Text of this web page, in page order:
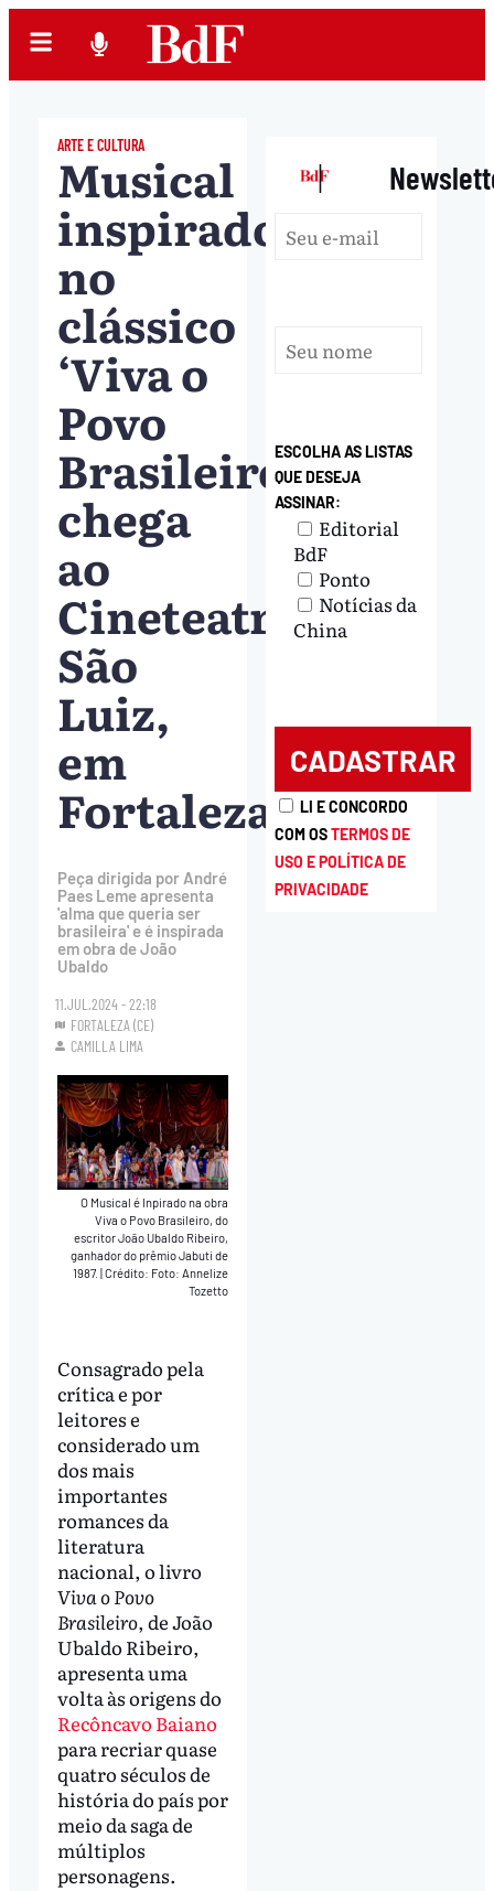
ARTE E CULTURA
Musical
inspirado
no
clássico
‘Viva o
Povo
Brasileiro’
chega
ao
Cineteatro
São
Luiz,
em
Fortaleza
Peça dirigida por André
Paes Leme apresenta
'alma que queria ser
brasileira' e é inspirada
em obra de João
Ubaldo
11.JUL.2024 - 22:18
FORTALEZA (CE)
CAMILLA LIMA
O Musical é Inpirado na obra
Viva o Povo Brasileiro, do
escritor João Ubaldo Ribeiro,
ganhador do prêmio Jabuti de
1987.|Crédito: Foto: Annelize
Tozetto
Consagrado pela
crítica e por
leitores e
considerado um
dos mais
importantes
romances da
literatura
nacional, o livro
Viva o Povo
Brasileiro, de João
Ubaldo Ribeiro,
apresenta uma
volta às origens do
Recôncavo Baiano
para recriar quase
quatro séculos de
história do país por
meio da saga de
múltiplos
personagens.
|
ESCOLHA AS LISTAS
QUE DESEJA
ASSINAR:
Editorial
BdF
Ponto
Notícias da
China
LI E CONCORDO
COM OSTERMOS DE
USO E POLÍTICA DE
PRIVACIDADE